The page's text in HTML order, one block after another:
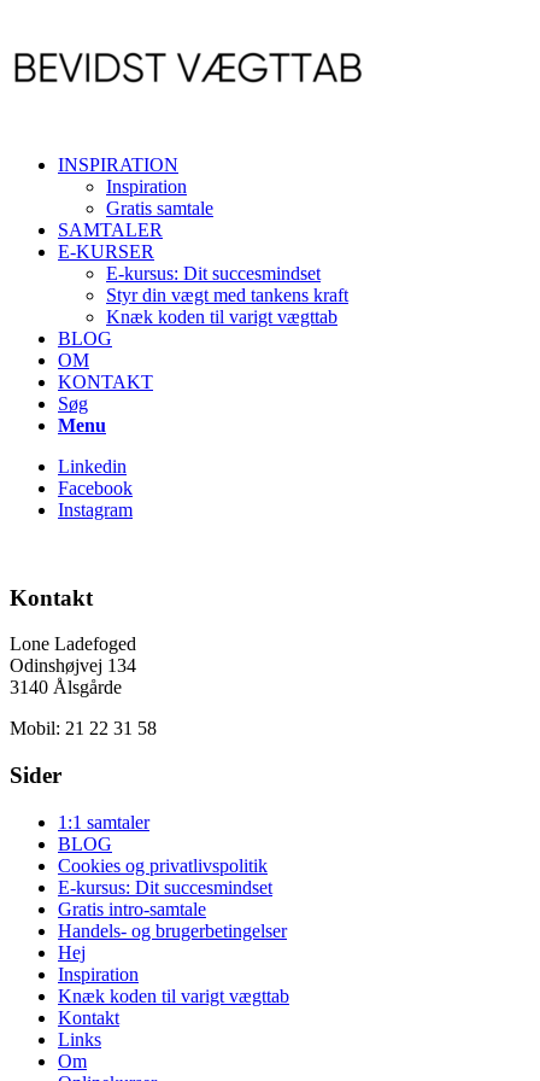
INSPIRATION
Inspiration
Gratis samtale
SAMTALER
E-KURSER
E-kursus: Dit succesmindset
Styr din vægt med tankens kraft
Knæk koden til varigt vægttab
BLOG
OM
KONTAKT
Søg
Menu
Linkedin
Facebook
Instagram
Kontakt
Lone Ladefoged
Odinshøjvej 134
3140 Ålsgårde
Mobil: 21 22 31 58
Sider
1:1 samtaler
BLOG
Cookies og privatlivspolitik
E-kursus: Dit succesmindset
Gratis intro-samtale
Handels- og brugerbetingelser
Hej
Inspiration
Knæk koden til varigt vægttab
Kontakt
Links
Om